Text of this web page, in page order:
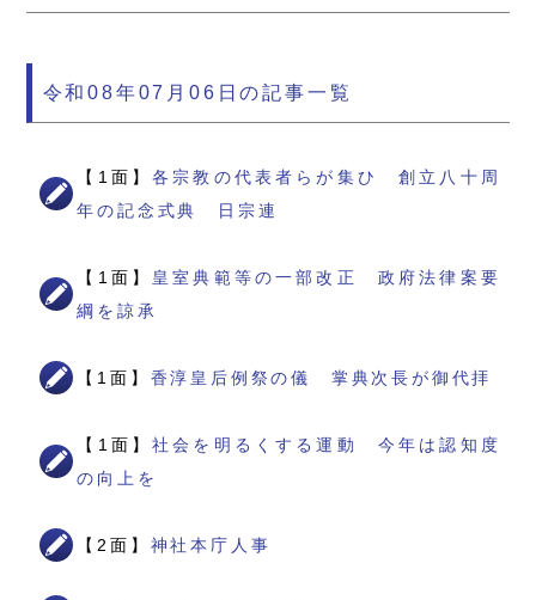
令和08年07月06日の記事一覧
【1面】各宗教の代表者らが集ひ 創立八十周
年の記念式典 日宗連
【1面】 皇室典範等の一部改正 政府法律案要
綱を諒承
【1面】 香淳皇后例祭の儀 掌典次長が御代拝
【1面】社会を明るくする運動 今年は認知度
の向上を
【2面】 神社本庁人事